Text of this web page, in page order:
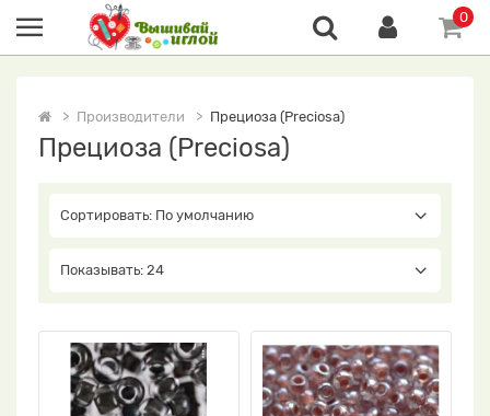
0
Производители Прециоза (Preciosa)
Прециоза (Preciosa)
Сортировать: По умолчанию
Показывать: 24